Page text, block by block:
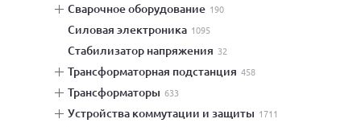
сварочное оборудование 190
силовая электроника 1095
стабилизатор напряжения 32
трансформаторная подстанция 458
трансформаторы 633
устройства коммутации и защиты 1711